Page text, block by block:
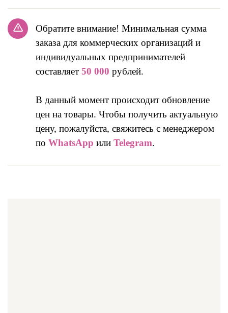
Обратите внимание! Минимальная сумма
заказа для коммерческих организаций и
индивидуальных предпринимателей
составляет 50 000 рублей.
В данный момент происходит обновление
цен на товары. Чтобы получить актуальную
цену, пожалуйста, свяжитесь с менеджером
по WhatsApp или Telegram.